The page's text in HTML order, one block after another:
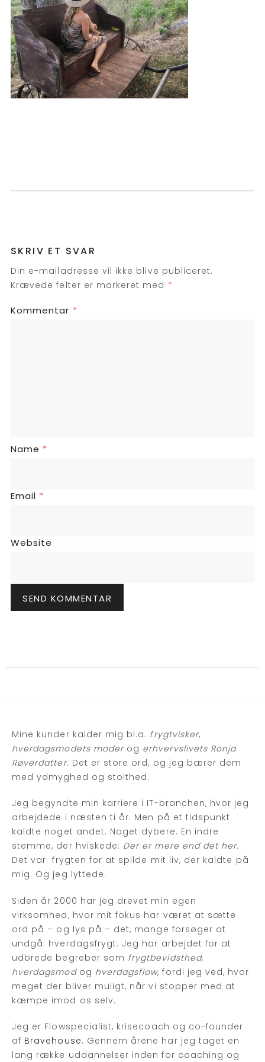
SKRIV ET SVAR
Din e-mailadresse vil ikke blive publiceret.
Krævede felter er markeret med *
Kommentar *
Name *
Email *
Website
Mine kunder kalder mig bl.a. frygtvisker,
hverdagsmodets moderog erhvervslivets Ronja
Røverdatter. Det er store ord, og jeg bærer dem
med ydmyghed og stolthed.
Jeg begyndte min karriere i IT-branchen, hvor jeg
arbejdede i næsten ti år. Men på et tidspunkt
kaldte noget andet. Noget dybere. En indre
stemme, der hviskede: Der er mere end det her.
Det var frygten for at spilde mit liv, der kaldte på
mig. Og jeg lyttede.
Siden år 2000 har jeg drevet min egen
virksomhed, hvor mit fokus har været at sætte
ord på – og lys på – det, mange forsøger at
undgå: hverdagsfrygt. Jeg har arbejdet for at
udbrede begreber som frygtbevidsthed,
hverdagsmodog hverdagsflow, fordi jeg ved, hvor
meget der bliver muligt, når vi stopper med at
kæmpe imod os selv.
Jeg er Flowspecialist, krisecoach og co-founder
af Bravehouse. Gennem årene har jeg taget en
lang række uddannelser inden for coaching og